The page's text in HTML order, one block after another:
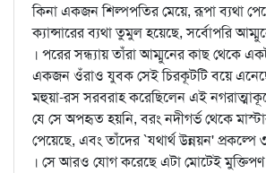
কিনা একজন শিল্পপতির মেয়ে, রূপা ব্যথা
ক্যান্সারের ব্যথা তুমুল হয়েছে, সর্বোপরি
। পরের সন্ধ্যায় তাঁরা আম্মুনের কাছ থেকে
একজন ওঁরাও যুবক সেই চিরকূটটি বয়ে
মহুয়া-রস সরবরাহ করেছিলেন এই
যে সে অপহৃত হয়নি, বরং নদীগর্ভ থেকে
পেয়েছে, এবং তাঁদের `যথার্থ উন্নয়ন' প্রকল্পে
। সে আরও যোগ করেছে এটা মোটেই মুক্তিপণ